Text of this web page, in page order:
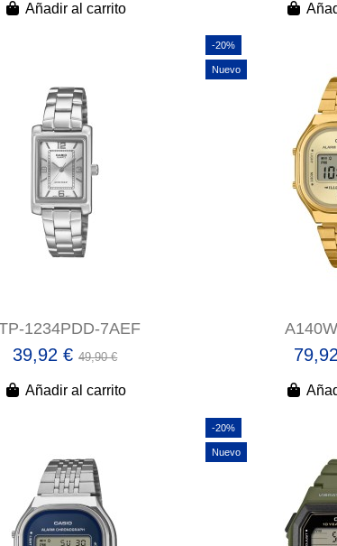
Añadir al carrito
1234PDD-7AEF
39,92 €49,90 €
Añadir al carrito
-20%
Nuevo
-20%
Nuevo